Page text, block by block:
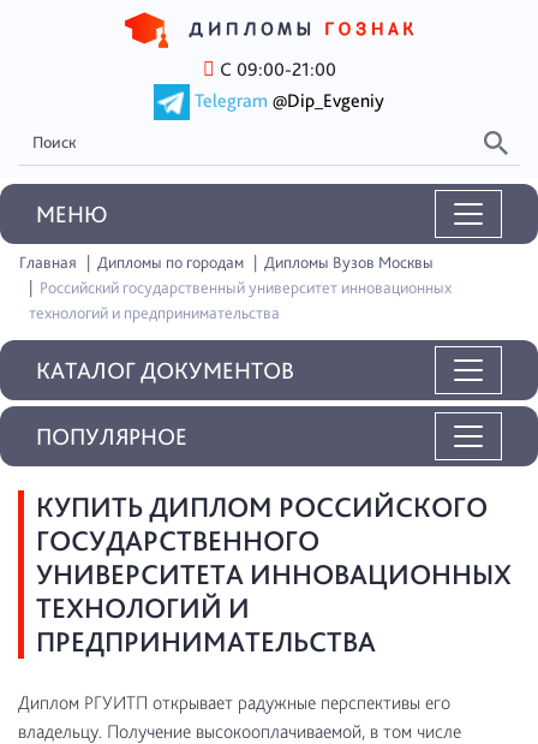
С 09:00-21:00
Telegram @Dip_Evgeniy
MEНЮ
Главная Дипломы по городам
Дипломы Вузов Москвы
Российский государственный университет инновационных
технологий и предпринимательства
КАТАЛОГ ДОКУМЕНТОВ
КУПИТЬ ДИПЛОМ РОССИЙСКОГО
ГОСУДАРСТВЕННОГО
УНИВЕРСИТЕТА ИННОВАЦИОННЫХ
ТЕХНОЛОГИЙ И
ПРЕДПРИНИМАТЕЛЬСТВА
Диплом РГУИТП открывает радужные перспективы его
владельцу. Получение высокооплачиваемой, в том числе
ПОПУЛЯРНОЕ